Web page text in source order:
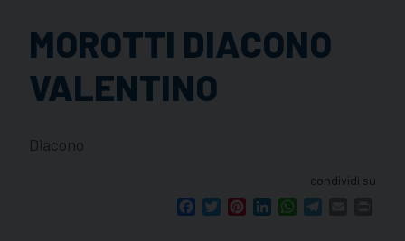
MOROTTI DIACONO
VALENTINO
Diacono
condividi su
FacebookTwitterPinterestLinkedInWhatsApp